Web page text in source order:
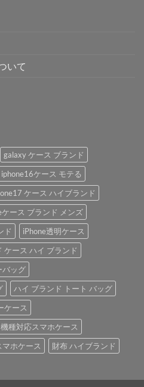
いて
galaxy ケース ブランド
iphone16ケース モテる
ケース ハイブランド
ケース ブランド メンズ
ド
iPhone透明ケース
ケース ハイ ブランド
バッグ
ハイ ブランド トート バッグ
ケース
種対応スマホケース
ホケース 財布 ハイブランド